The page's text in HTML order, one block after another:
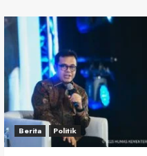
Berita Politik